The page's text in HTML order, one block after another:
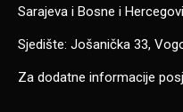
Sarajeva i Bosne i
Sjedište: Jošanička 33,
Za dodatne informacije